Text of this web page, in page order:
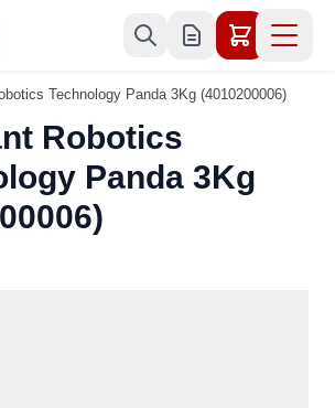
Technology Panda 3Kg (4010200006)
Robotics
Panda 3Kg